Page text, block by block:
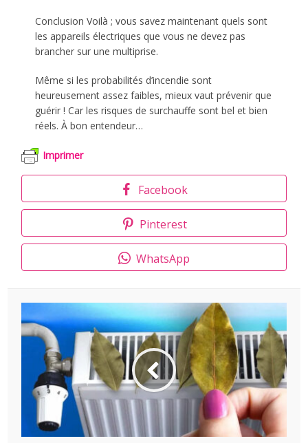
Conclusion Voilà ; vous savez maintenant quels sont
les appareils électriques que vous ne devez pas
brancher sur une multiprise.
Même si les probabilités d’incendie sont
heureusement assez faibles, mieux vaut prévenir que
guérir ! Car les risques de surchauffe sont bel et bien
réels. À bon entendeur…
Imprimer
Facebook
Pinterest
WhatsApp